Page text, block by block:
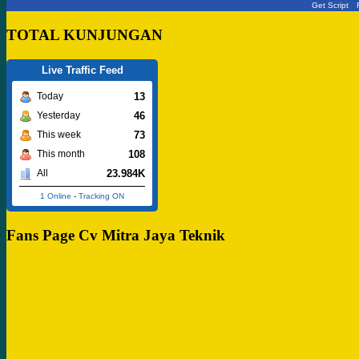
Get Script
TOTAL KUNJUNGAN
Live Traffic Feed
Today 13
Yesterday 46
This week 73
This month 108
All 23.984K
1 Online - Tracking ON
Fans Page Cv Mitra Jaya Teknik